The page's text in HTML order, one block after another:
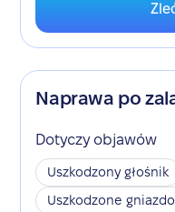
Naprawa po
Dotyczy objawów
Uszkodzony głośnik
Uszkodzone